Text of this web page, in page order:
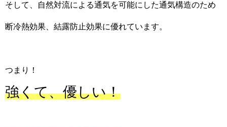
そして、自然対流による通気を可能にした通気構造のため
断冷熱効果、結露防止効果に優れています。
つまり！
強くて、優しい！